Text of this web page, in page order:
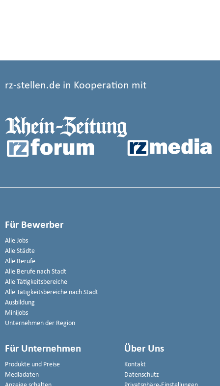
rz-stellen.de in Kooperation mit
Für Bewerber
Alle Jobs
Alle Städte
Alle Berufe
Alle Berufe nach Stadt
Alle Tätigkeitsbereiche
Alle Tätigkeitsbereiche nach Stadt
Ausbildung
Minijobs
Unternehmen der Region
Für Unternehmen
Produkte und Preise
Mediadaten
Über Uns
Kontakt
Datenschutz